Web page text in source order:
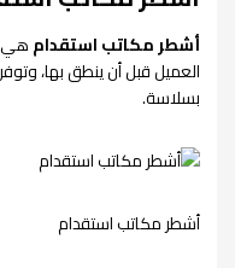
أشطر مكاتب استقدامهي
العميل قبل أن ينطق بها،
بسلاسة.
أشطر مكاتب استقدام